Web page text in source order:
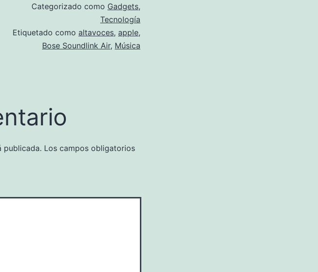
Categorizado como Gadgets,
Tecnología
Etiquetado como altavoces, apple,
Bose Soundlink Air, Música
publicada. Los campos obligatorios